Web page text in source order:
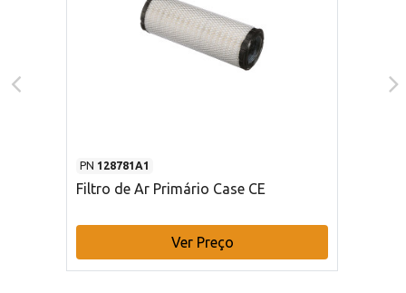
PN 128781A1
Filtro de Ar Primário Case CE
Ver Preço